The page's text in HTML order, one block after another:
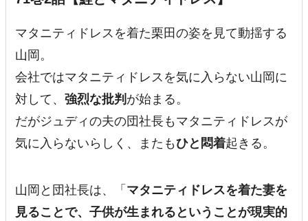
マタニティドレスを着た栗田の姿を見て動揺する
山岡。
会社ではマタニティドレスを気に入らない山岡 に
対して、強烈な批判 が始まる。
だがジュディの夫の団社長もマタニティドレスが
気に入らない らしく、またもひと悶着起きる。
山岡と団社長は、「 マタニティドレスを着た妻を
見ることで、子供が生まれるということが現実的